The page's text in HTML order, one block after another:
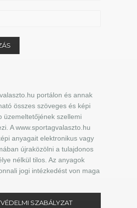
portálon és annak
összes szöveges és képi
üzemeltetőjének szellemi
A www.sportagvalaszto.hu
anyagait elektronikus vagy
újraközölni a tulajdonos
nélkül tilos. Az anyagok
jogi intézkedést von maga
SZABÁLYZAT